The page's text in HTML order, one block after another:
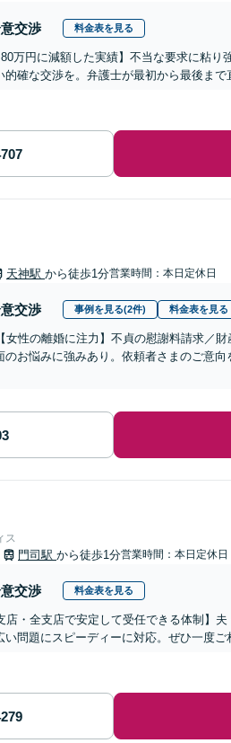
交渉 料金表を見る
万円に減額した実績】不当な要求に粘
確な交渉を。弁護士が最初から最後ま
天神駅 から徒歩1分営業時間：本日定休日
交渉 事例を見る(2件) 料金表を見る
女性の離婚に注力】不貞の慰謝料請求／
のお悩みに強みあり。依頼者さまのご意
ス
門司駅 から徒歩1分営業時間：本日定休日
交渉 料金表を見る
店・全支店で安定して受任できる体制】
問題にスピーディーに対応。ぜひ一度ご